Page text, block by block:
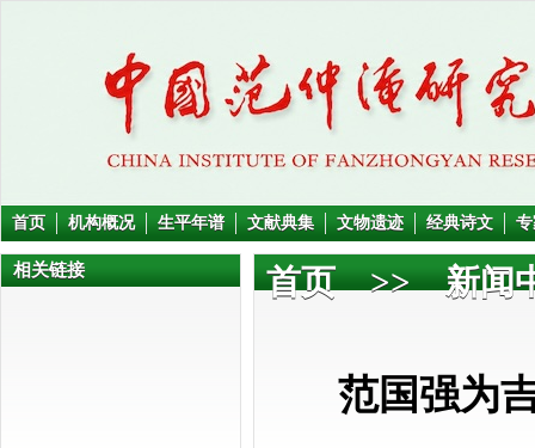
首页 机构概况 生平年谱 文献典集 文物遗迹 经典诗文
相关链接 首页>>新闻
范国强为